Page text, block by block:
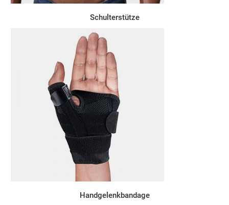
Schulterstütze
Handgelenkbandage